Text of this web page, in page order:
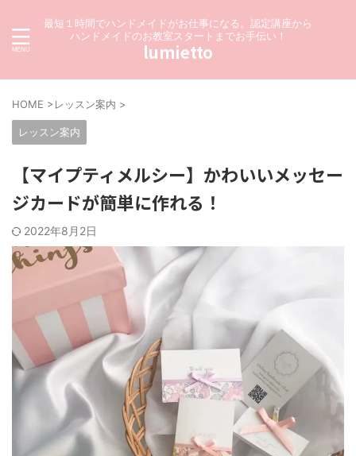
最短１時間でハンドメイドがお仕事になる。認定講座から
ハンドメイドのお教室スタートまでお手伝い！
lumietto
HOME >レッスン案内 >
レッスン案内
【マイプティメルシー】かわいいメッセー
ジカードが簡単に作れる！
2022年8月2日